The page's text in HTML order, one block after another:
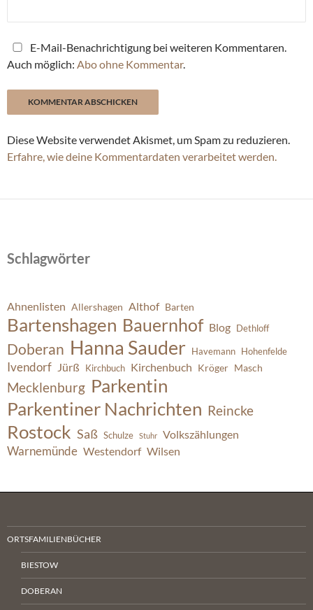
E-Mail-Benachrichtigung bei weiteren Kommentaren.
Auch möglich: Abo ohne Kommentar.
Diese Website verwendet Akismet, um Spam zu reduzieren.
Erfahre, wie deine Kommentardaten verarbeitet werden.
Schlagwörter
Ahnenlisten Allershagen Althof Barten
Bartenshagen Bauernhof Blog Dethloff
Doberan Hanna Sauder Havemann Hohenfelde
Ivendorf Jürß Kirchbuch Kirchenbuch Kröger Masch
Mecklenburg Parkentin
Parkentiner Nachrichten Reincke
Rostock Saß Schulze Stuhr Volkszählungen
Warnemünde Westendorf Wilsen
ORTSFAMILIENBÜCHER
BIESTOW
DOBERAN